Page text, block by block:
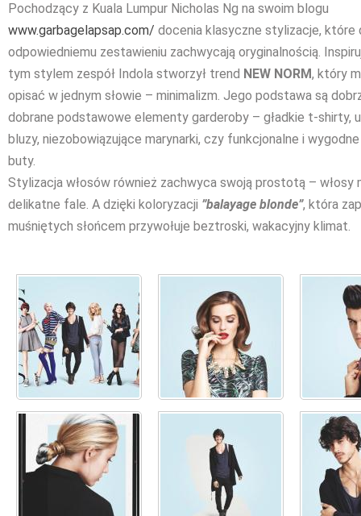
Pochodzący z Kuala Lumpur Nicholas Ng na swoim blogu
www.garbagelapsap.com/ docenia klasyczne stylizacje, które
odpowiedniemu zestawieniu zachwycają oryginalnością.
tym stylem zespół Indola stworzył trend NEW NORM, który
opisać w jednym słowie – minimalizm. Jego podstawa są
dobrane podstawowe elementy garderoby – gładkie t-shirty,
bluzy, niezobowiązujące marynarki, czy funkcjonalne i wygodne
buty.
Stylizacja włosów również zachwyca swoją prostotą –
delikatne fale. A dzięki koloryzacji ”balayage blonde”, która
muśniętych słońcem przywołuje beztroski, wakacyjny klimat.